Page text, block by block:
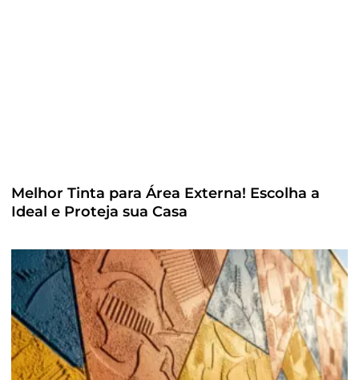
Melhor Tinta para Área Externa! Escolha a
Ideal e Proteja sua Casa